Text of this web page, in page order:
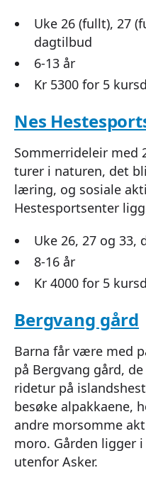
Uke 26 (fullt), 27
dagtilbud
6-13 år
Kr 5300 for 5
Nes
Sommerrideleir med
turer i naturen, det
læring, og sosiale
Hestesportsenter
Uke 26, 27 og 33,
8-16 år
Kr 4000 for 5
Bergvang gård
Barna får være med
på Bergvang gård,
ridetur på
besøke alpakkaene,
andre morsomme
moro. Gården ligger
utenfor Asker.